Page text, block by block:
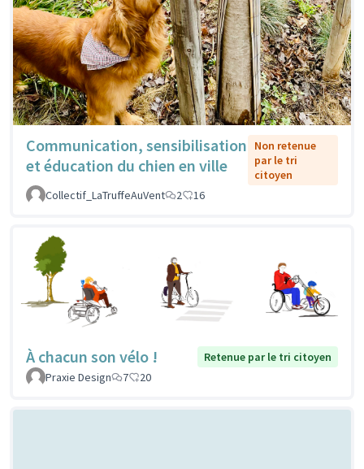
Communication, sensibilisation
et éducation du chien en ville
Non retenue
par le tri
citoyen
Collectif_LaTruffeAuVent
2 16
À chacun son vélo !
Retenue par le tri citoyen
Praxie Design
7 20